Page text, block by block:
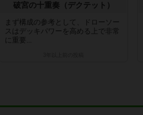
破宮の十重奏（デクテット）
まず構成の参考として、ドローソー
スはデッキパワーを高める上で非常
に重要...